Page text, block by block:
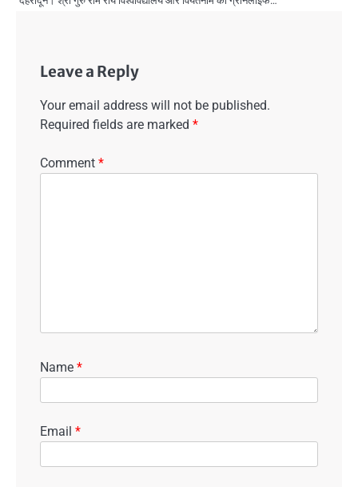
Leave a Reply
Your email address will not be published.
Required fields are marked *
Comment *
Name *
Email *